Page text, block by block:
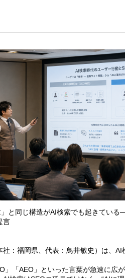
と同じ構造がAI検索でも起きている
言
：福岡県、代表：鳥井敏史）は、
」「AEO」といった言葉が急速に広が